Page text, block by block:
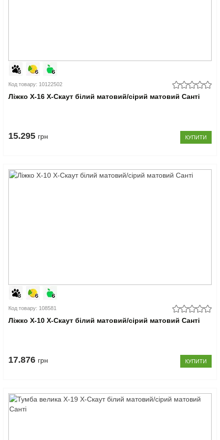
Код товару: 10122502
Ліжко Х-16 X-Скаут білий матовий/сірий матовий Санті
15.295 грн КУПИТИ
Код товару: 108581
Ліжко Х-10 X-Скаут білий матовий/сірий матовий Санті
17.876 грн КУПИТИ